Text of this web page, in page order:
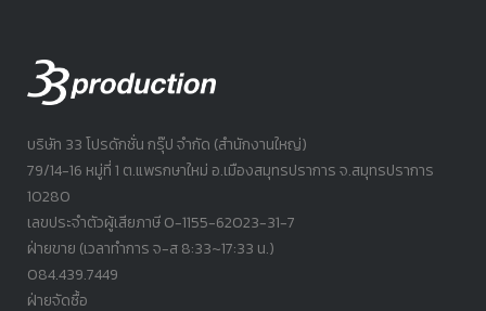
บริษัท 33 โปรดักชั่น กรุ๊ป จำกัด (สำนักงานใหญ่)
79/14-16 หมู่ที่ 1 ต.แพรกษาใหม่ อ.เมืองสมุทรปราการ จ.สมุทรปราการ
10280
เลขประจำตัวผู้เสียภาษี 0-1155-62023-31-7
ฝ่ายขาย (เวลาทำการ จ-ส 8:33~17:33 น.)
084.439.7449
ฝ่ายจัดซื้อ